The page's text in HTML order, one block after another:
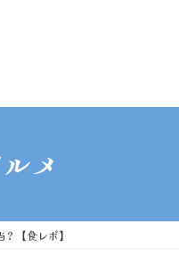
メ
【食レポ】